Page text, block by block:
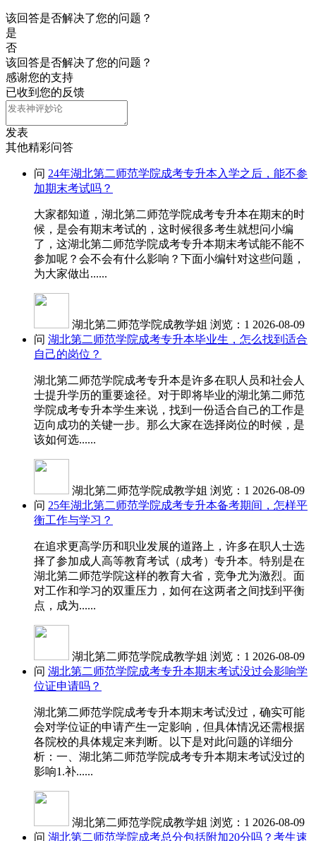
该回答是否解决了您的问题？
是
否
该回答是否解决了您的问题？
感谢您的支持
已收到您的反馈
发表
其他精彩问答
问 24年湖北第二师范学院成考专升本入学之后，能不参
加期末考试吗？
大家都知道，湖北第二师范学院成考专升本在期末的时
候，是会有期末考试的，这时候很多考生就想问小编
了，这湖北第二师范学院成考专升本期末考试能不能不
参加呢？会不会有什么影响？下面小编针对这些问题，
为大家做出......
湖北第二师范学院成教学姐 浏览：1 2026-08-09
问 湖北第二师范学院成考专升本毕业生，怎么找到适合
自己的岗位？
湖北第二师范学院成考专升本是许多在职人员和社会人
士提升学历的重要途径。对于即将毕业的湖北第二师范
学院成考专升本学生来说，找到一份适合自己的工作是
迈向成功的关键一步。那么大家在选择岗位的时候，是
该如何选......
湖北第二师范学院成教学姐 浏览：1 2026-08-09
问 25年湖北第二师范学院成考专升本备考期间，怎样平
衡工作与学习？
在追求更高学历和职业发展的道路上，许多在职人士选
择了参加成人高等教育考试（成考）专升本。特别是在
湖北第二师范学院这样的教育大省，竞争尤为激烈。面
对工作和学习的双重压力，如何在这两者之间找到平衡
点，成为......
湖北第二师范学院成教学姐 浏览：1 2026-08-09
问 湖北第二师范学院成考专升本期末考试没过会影响学
位证申请吗？
湖北第二师范学院成考专升本期末考试没过，确实可能
会对学位证的申请产生一定影响，但具体情况还需根据
各院校的具体规定来判断。以下是对此问题的详细分
析：一、湖北第二师范学院成考专升本期末考试没过的
影响1.补......
湖北第二师范学院成教学姐 浏览：1 2026-08-09
问 湖北第二师范学院成考总分包括附加20分吗？考生速